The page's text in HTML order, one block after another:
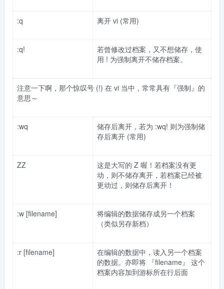
:q 离开 vi (常用)
:q!
若曾修改过档案，又不想储存，使
用 ! 为强制离开不储存档案。
注意一下啊，那个惊叹号 (!) 在 vi 当中，常常具有『强制』的
意思～
:wq
储存后离开，若为 :wq! 则为强制储
存后离开 (常用)
ZZ
这是大写的 Z 喔！若档案没有更
动，则不储存离开，若档案已经被
更动过，则储存后离开！
:w [filename]
将编辑的数据储存成另一个档案
（类似另存新档）
:r [filename]
在编辑的数据中，读入另一个档案
的数据。亦即将 『filename』 这个
档案内容加到游标所在行后面